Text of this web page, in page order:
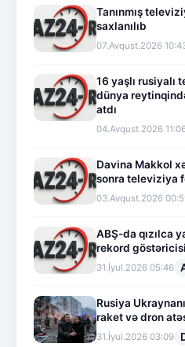
Tanınmış
saxlanılıb
07.Avqust.2026
16 yaşlı rusiyalı
dünya
atdı
04.Avqust.2026
Davina Makkol
sonra televiziya
03.Avqust.2026
ABŞ-da qızılca
rekord
31.İyul.2026 05:46
Rusiya
raket və dron
31.İyul.2026 03:09